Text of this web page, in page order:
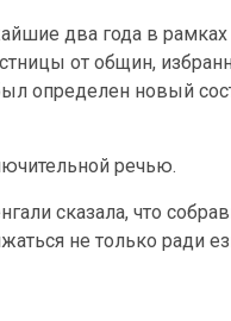
два года в
от общин,
определен новый
речью.
сказала, что
не только ради